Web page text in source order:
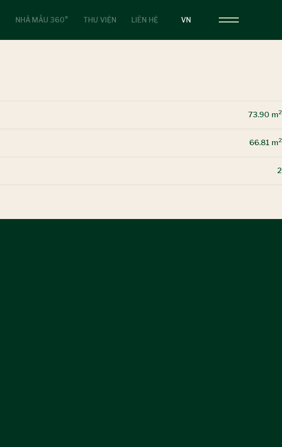
NHÀ MẪU 360° THƯ VIỆN LIÊN HỆ VN
73.90 m2
66.81 m2
2